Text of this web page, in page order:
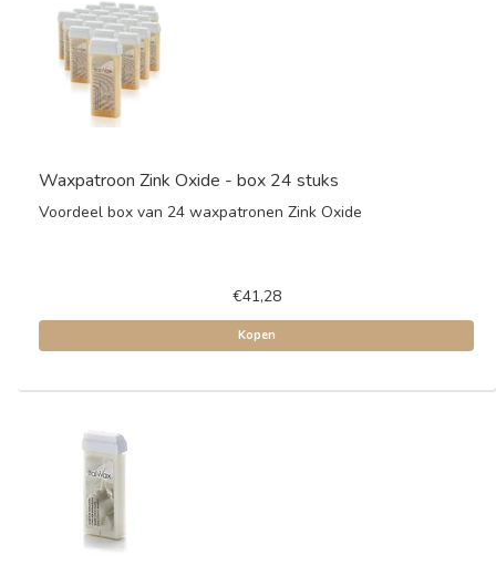
Waxpatroon Zink Oxide - box 24 stuks
Voordeel box van 24 waxpatronen Zink Oxide
€41,28
Kopen